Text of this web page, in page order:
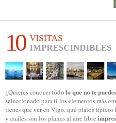
10 VISITAS
IMPRESCINDIBLES
¿Quieres conocer todo lo que no te
seleccionado para ti los elementos más
tienes que ver en Vigo, qué platos
y cuáles son los planes al aire libre